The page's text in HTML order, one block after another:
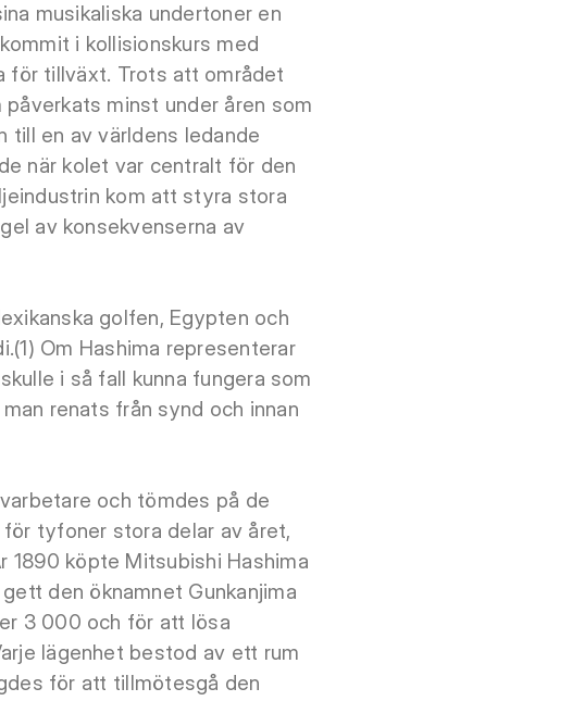
musikaliska undertoner en
i kollisionskurs med
för tillväxt. Trots att området
minst under åren som
till en av världens ledande
när kolet var centralt för den
kom att styra stora
av konsekvenserna av
golfen, Egypten och
Om Hashima representerar
i så fall kunna fungera som
renats från synd och innan
och tömdes på de
tyfoner stora delar av året,
1890 köpte Mitsubishi Hashima
den öknamnet Gunkanjima
3 000 och för att lösa
lägenhet bestod av ett rum
för att tillmötesgå den